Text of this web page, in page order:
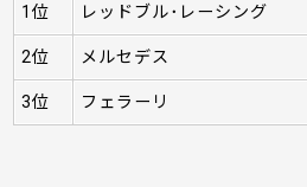
1位 レッドブル･レーシング
2位 メルセデス
3位 フェラーリ